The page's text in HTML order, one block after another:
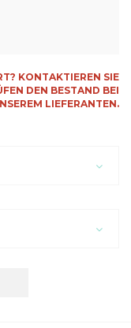
KONTAKTIEREN SIE
DEN BESTAND BEI
LIEFERANTEN.